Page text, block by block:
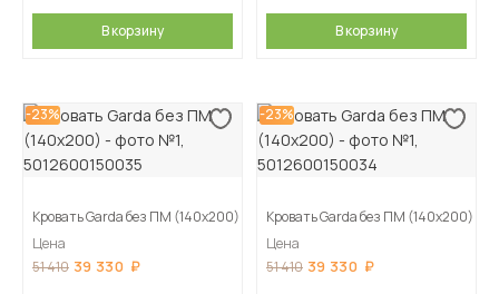
В корзину В корзину
-23%
Кровать Garda без ПМ (140х200)
Цена
51 410 39 330
-23%
Кровать Garda без ПМ (140х200)
Цена
51 410 39 330